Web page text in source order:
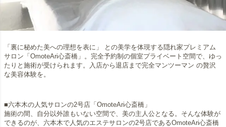
「裏に秘めた美への理想を表に」 との美学を体現する隠れ家プレミアム
サロン「OmoteAri心斎橋」。完全予約制の個室プライベート空間で、ゆっ
たりと施術が受けられます。入店から退店まで完全マンツーマン の贅沢
な美容体験を。
■六本木の人気サロンの2号店「OmoteAri心斎橋」
施術の間、自分以外誰もいない空間で、美の主人公となる。そんな体験が
できるのが、六本木で人気のエステサロンの2号店であるOmoteAri心斎橋